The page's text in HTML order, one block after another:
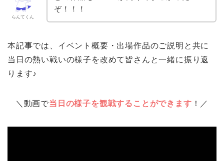
らんてくん
ぞ！！！
本記事では、イベント概要・出場作品のご説明と共に
当日の熱い戦いの様子を改めて皆さんと一緒に振り返
ります♪
＼動画で当日の様子を観戦することができます ！／